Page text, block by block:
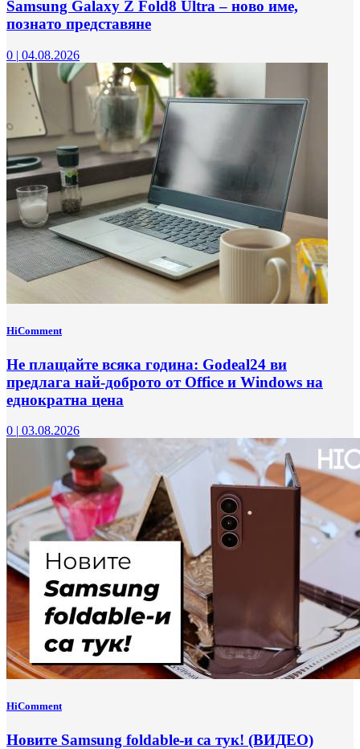
Samsung Galaxy Z Fold8 Ultra – ново име,
познато представяне
0 | 04.08.2026
HiComment
Не плащайте всяка година: Godeal24 ви
предлага най-доброто от Office и Windows на
еднократна цена
0 | 03.08.2026
HiComment
Новите Samsung foldable-и са тук! (ВИДЕО)